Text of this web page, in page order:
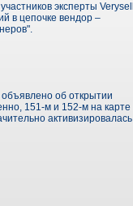
эксперты Verysell
в цепочке вендор –
об открытии
151-м и 152-м на карте
активизировалась